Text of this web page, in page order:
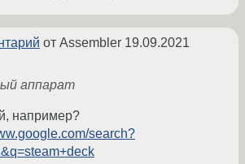
от Assembler 19.09.2021
аппарат
например?
search?